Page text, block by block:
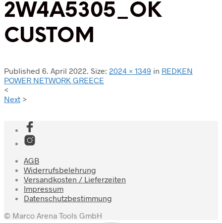
2W4A5305_OK
CUSTOM
Published 6. April 2022. Size: 2024 × 1349 in REDKEN
POWER NETWORK GREECE
<
Next >
AGB
Widerrufsbelehrung
Versandkosten / Lieferzeiten
Impressum
Datenschutzbestimmung
© Marco Arena Tools GmbH